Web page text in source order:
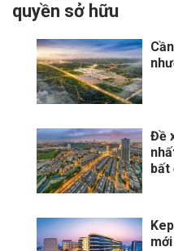
quyền sở hữu
Đề
bất